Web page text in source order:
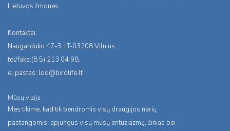
Lietuvos žmones.
Kontaktai:
Naugarduko 47-3, LT-03208 Vilnius,
tel/faks:(8 5) 213 04 98,
el.pastas: lod@birdlife.lt
Mūsų vizija
Mes tikime, kad tik bendromis visų draugijos narių
pastangomis, apjungus visų mūsų entuziazmą, žinias bei